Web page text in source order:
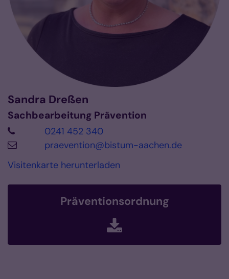
Sandra Dreßen
Sachbearbeitung Prävention
0241 452 340
praevention@bistum-aachen.de
Visitenkarte herunterladen
Präventionsordnung